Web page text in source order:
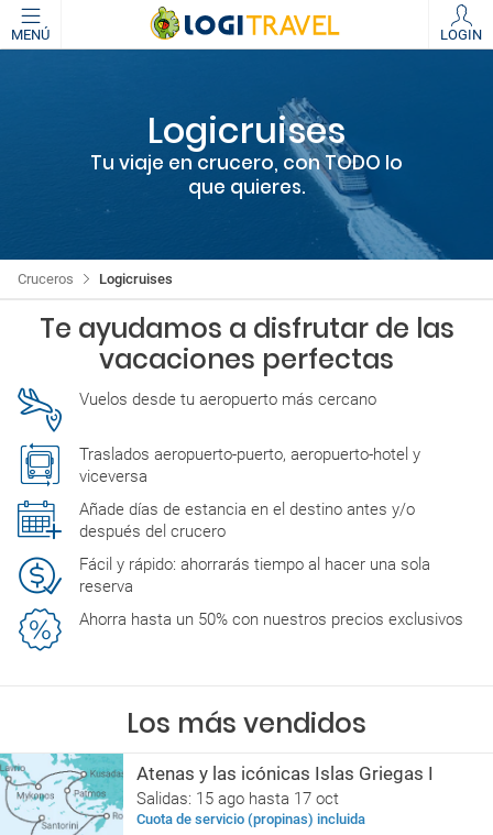
MENÚ LOGIN
Logicruises
Tu viaje en crucero, con TODO lo
que quieres.
Logicruises
Cruceros
Te ayudamos a disfrutar de las
vacaciones perfectas
Vuelos desde tu aeropuerto más cercano
Traslados aeropuerto-puerto, aeropuerto-hotel y
viceversa
Añade días de estancia en el destino antes y/o
después del crucero
Fácil y rápido: ahorrarás tiempo al hacer una sola
reserva
Ahorra hasta un 50% con nuestros precios exclusivos
Los más vendidos
Atenas y las icónicas Islas Griegas I
Salidas: 15 ago hasta 17 oct
Cuota de servicio (propinas) incluida